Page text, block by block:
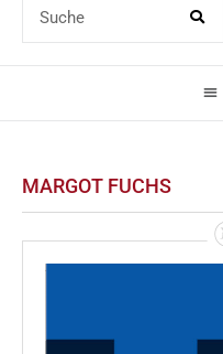
MARGOT FUCHS